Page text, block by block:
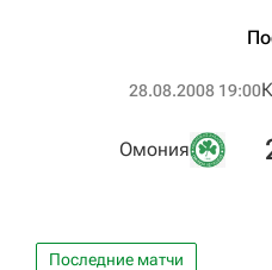
28.08.2008 19:00
Омония
Последние матчи